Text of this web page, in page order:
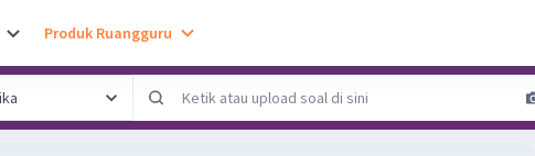
Produk Ruangguru